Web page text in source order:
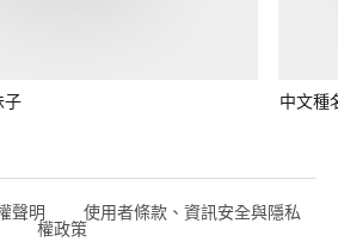
子 中文種
聲明 使用者條款、資訊安全與隱私
權政策